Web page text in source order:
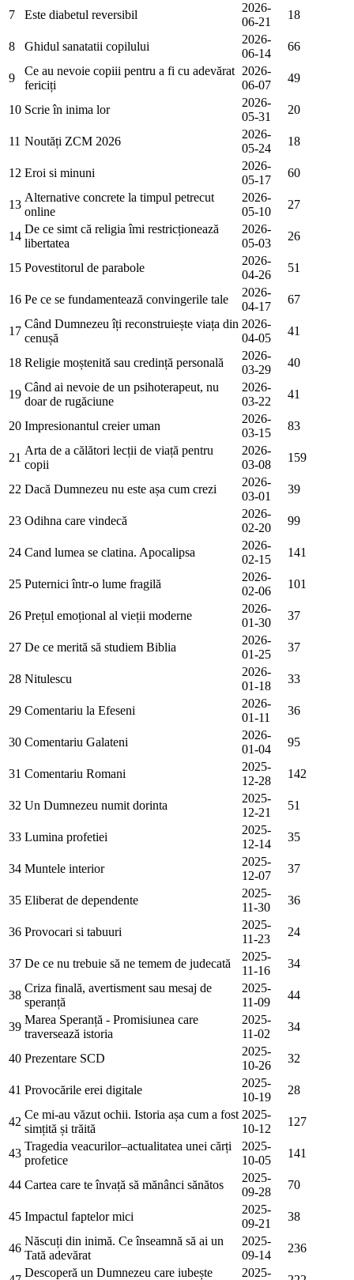
7 Este diabetul reversibil
2026-
06-21
18
8 Ghidul sanatatii copilului
2026-
06-14
66
9
Ce au nevoie copiii pentru a fi cu adevărat
fericiți
2026-
06-07
49
10 Scrie în inima lor
2026-
05-31
20
11 Noutăți ZCM 2026
2026-
05-24
18
12 Eroi si minuni
2026-
05-17
60
13
Alternative concrete la timpul petrecut
online
2026-
05-10
27
14
De ce simt că religia îmi restricționează
libertatea
2026-
05-03
26
15 Povestitorul de parabole
2026-
04-26
51
16 Pe ce se fundamentează convingerile tale
2026-
04-17
67
17
Când Dumnezeu îți reconstruiește viața din
cenușă
2026-
04-05
41
18 Religie moștenită sau credință personală
2026-
03-29
40
19
Când ai nevoie de un psihoterapeut, nu
doar de rugăciune
2026-
03-22
41
20 Impresionantul creier uman
2026-
03-15
83
21
Arta de a călători lecții de viață pentru
copii
2026-
03-08
159
22 Dacă Dumnezeu nu este așa cum crezi
2026-
03-01
39
23 Odihna care vindecă
2026-
02-20
99
24 Cand lumea se clatina. Apocalipsa
2026-
02-15
141
25 Puternici într-o lume fragilă
2026-
02-06
101
26 Prețul emoțional al vieții moderne
2026-
01-30
37
27 De ce merită să studiem Biblia
2026-
01-25
37
28 Nitulescu
2026-
01-18
33
29 Comentariu la Efeseni
2026-
01-11
36
30 Comentariu Galateni
2026-
01-04
95
31 Comentariu Romani
2025-
12-28
142
32 Un Dumnezeu numit dorinta
2025-
12-21
51
33 Lumina profetiei
2025-
12-14
35
34 Muntele interior
2025-
12-07
37
35 Eliberat de dependente
2025-
11-30
36
36 Provocari si tabuuri
2025-
11-23
24
37 De ce nu trebuie să ne temem de judecată
2025-
11-16
34
38
Criza finală, avertisment sau mesaj de
speranță
2025-
11-09
44
39
Marea Speranță - Promisiunea care
traversează istoria
2025-
11-02
34
40 Prezentare SCD
2025-
10-26
32
41 Provocările erei digitale
2025-
10-19
28
42
Ce mi-au văzut ochii. Istoria așa cum a fost
simțită și trăită
2025-
10-12
127
43
Tragedia veacurilor–actualitatea unei cărți
profetice
2025-
10-05
141
44 Cartea care te învață să mănânci sănătos
2025-
09-28
70
45 Impactul faptelor mici
2025-
09-21
38
46
Născuți din inimă. Ce înseamnă să ai un
Tată adevărat
2025-
09-14
236
Descoperă un Dumnezeu care iubește 2025-